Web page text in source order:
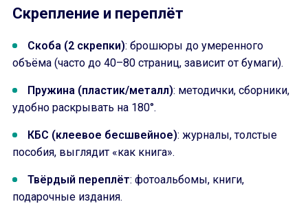
Скрепление и переплёт
Скоба (2 скрепки): брошюры до умеренного
объёма (часто до 40–80 страниц, зависит от бумаги).
Пружина (пластик/металл): методички, сборники,
удобно раскрывать на 180°.
КБС (клеевое бесшвейное): журналы, толстые
пособия, выглядит «как книга».
Твёрдый переплёт: фотоальбомы, книги,
подарочные издания.